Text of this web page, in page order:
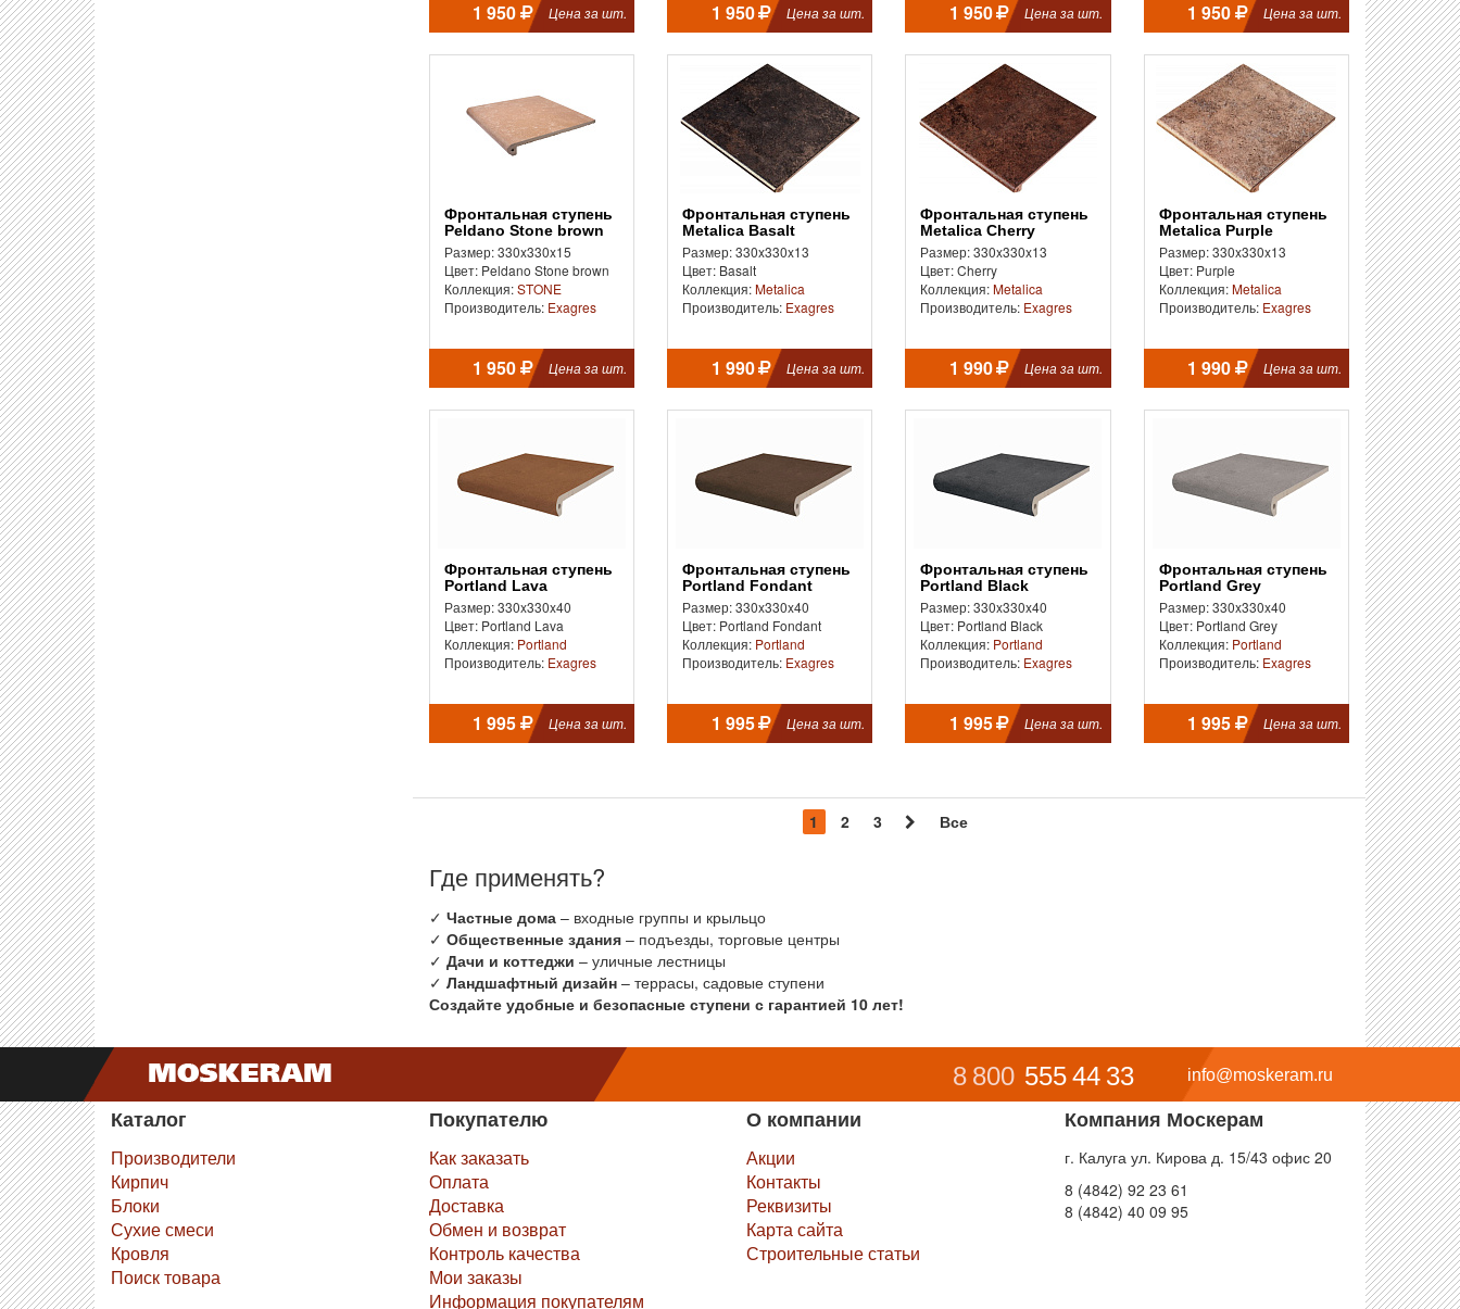
1 950 Цена за шт. 1 950 Цена за шт. 1 950 Цена за шт. 1 950 Цена за шт.
Фронтальная ступень
Peldano Stone brown
Размер: 330x330x15
Цвет: Peldano Stone brown
Коллекция:STONE
Производитель: Exagres
1 950 Цена за шт.
Фронтальная ступень
Metalica Basalt
Размер: 330x330x13
Цвет: Basalt
Коллекция:Metalica
Производитель: Exagres
1 990 Цена за шт.
Фронтальная ступень
Metalica Cherry
Размер: 330x330x13
Цвет: Cherry
Коллекция:Metalica
Производитель: Exagres
1 990 Цена за шт.
Фронтальная ступень
Metalica Purple
Размер: 330x330x13
Цвет: Purple
Коллекция:Metalica
Производитель: Exagres
1 990 Цена за шт.
Фронтальная ступень
Portland Lava
Размер: 330x330x40
Цвет: Portland Lava
Коллекция: Portland
Производитель: Exagres
1 995 Цена за шт.
Фронтальная ступень
Portland Fondant
Размер: 330x330x40
Цвет: Portland Fondant
Коллекция: Portland
Производитель: Exagres
1 995 Цена за шт.
Фронтальная ступень
Portland Black
Размер: 330x330x40
Цвет: Portland Black
Коллекция: Portland
Производитель: Exagres
1 995 Цена за шт.
Фронтальная ступень
Portland Grey
Размер: 330x330x40
Цвет: Portland Grey
Коллекция: Portland
Производитель: Exagres
1 995 Цена за шт.
1 2 3 Все
Где применять?
✓ Частные дома– входные группы и крыльцо
✓ Общественные здания– подъезды, торговые центры
✓ Дачи и коттеджи – уличные лестницы
✓ Ландшафтный дизайн– террасы, садовые ступени
Создайте удобные и безопасные ступени с гарантией 10 лет!
info@moskeram.ru
8 800 555 44 33
Каталог
Производители
Кирпич
Блоки
Сухие смеси
Кровля
Поиск товара
Покупателю
Как заказать
Оплата
Доставка
Обмен и возврат
Контроль качества
Мои заказы
Информация покупателям
О компании
Акции
Контакты
Реквизиты
Карта сайта
Строительные статьи
Компания Москерам
г. Калуга ул. Кирова д. 15/43 офис 20
8 (4842) 92 23 61
8 (4842) 40 09 95